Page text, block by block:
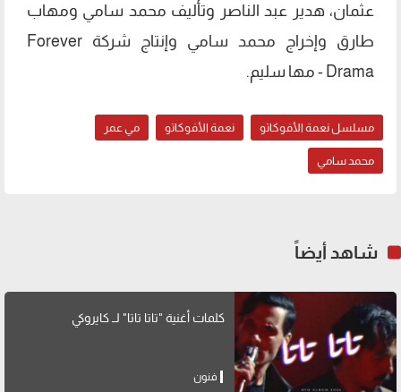
عثمان، هدير عبد الناصر وتأليف محمد سامي ومهاب
طارق وإخراج محمد سامي وإنتاج شركة Forever
Drama - مها سليم.
مسلسل نعمة الأفوكاتو نعمة الأفوكاتو مي عمر
محمد سامي
شاهد أيضاً
كلمات أغنية "تاتا تاتا" لــ كايروكي
فنون